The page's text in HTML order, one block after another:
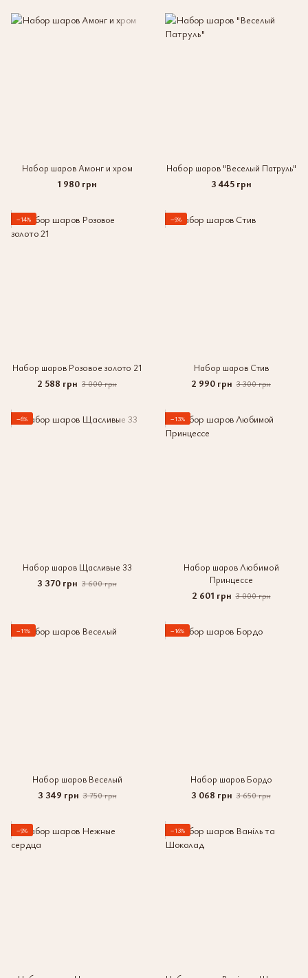
Набор шаров Амонг и хром
1 980 грн
Набор шаров "Веселый Патруль"
3 445 грн
−14%
Набор шаров Розовое золото 21
2 588 грн 3 000 грн
−9%
Набор шаров Стив
2 990 грн 3 300 грн
−6%
Набор шаров Щасливые 33
3 370 грн 3 600 грн
−13%
Набор шаров Любимой
Принцессе
2 601 грн 3 000 грн
−11%
Набор шаров Веселый
3 349 грн 3 750 грн
−16%
Набор шаров Бордо
3 068 грн 3 650 грн
−9% −13%